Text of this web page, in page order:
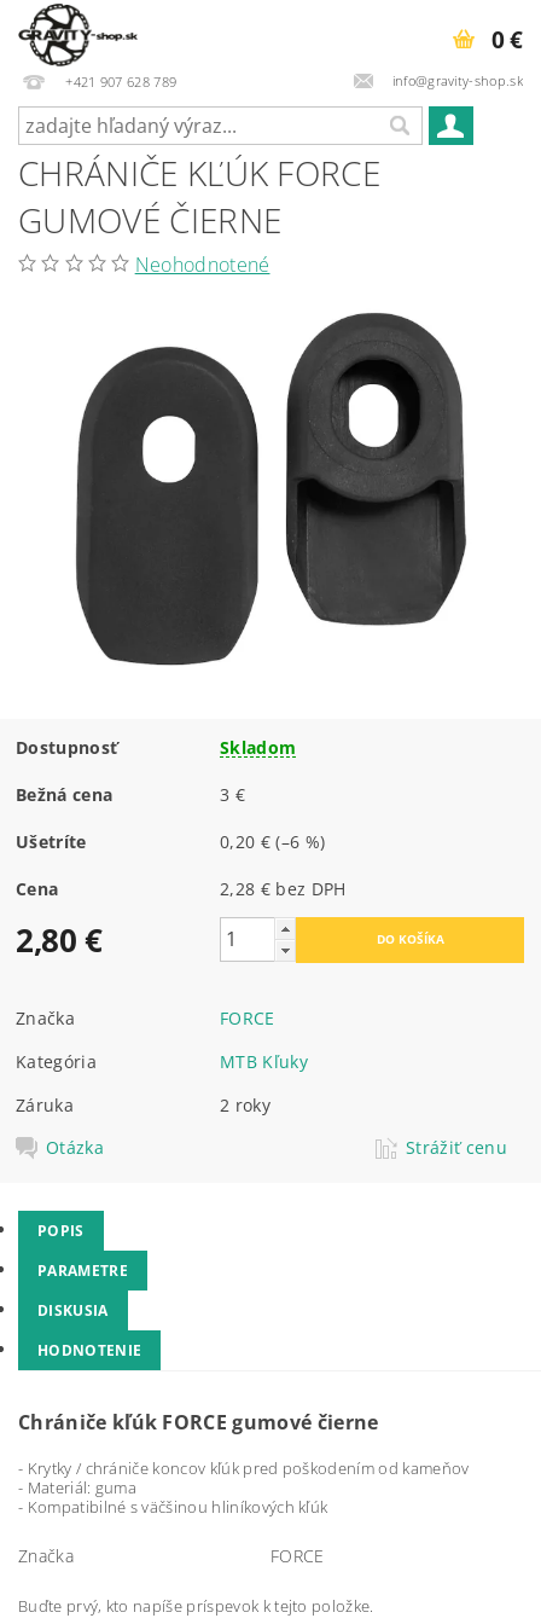
+421 907 628 789 info@gravity-shop.sk
0 €
CHRÁNIČE KĽÚK FORCE
GUMOVÉ ČIERNE
Neohodnotené
Dostupnosť Skladom
Bežná cena 3 €
Ušetríte 0,20 €(–6 %)
Cena 2,28 € bez DPH
2,80 €
Značka
FORCE
Kategória
MTB Kľuky
Záruka
2 roky
Otázka
Strážiť cenu
POPIS
PARAMETRE
DISKUSIA
HODNOTENIE
Chrániče kľúk FORCE gumové čierne
- Krytky / chrániče koncov kľúk pred poškodením od kameňov
- Materiál: guma
- Kompatibilné s väčšinou hliníkových kľúk
Značka FORCE
Buďte prvý, kto napíše príspevok k tejto položke.